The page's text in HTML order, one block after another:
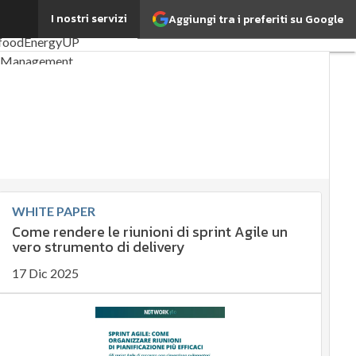
Aggiungi tra i preferiti su Google
I nostri servizi
ESG: che cos'è?
EnergyUP
Management
e Compliance
governance
Smart DataUltimi articoli
WHITE PAPER
Come rendere le riunioni di sprint Agile un
vero strumento di delivery
17 Dic 2025